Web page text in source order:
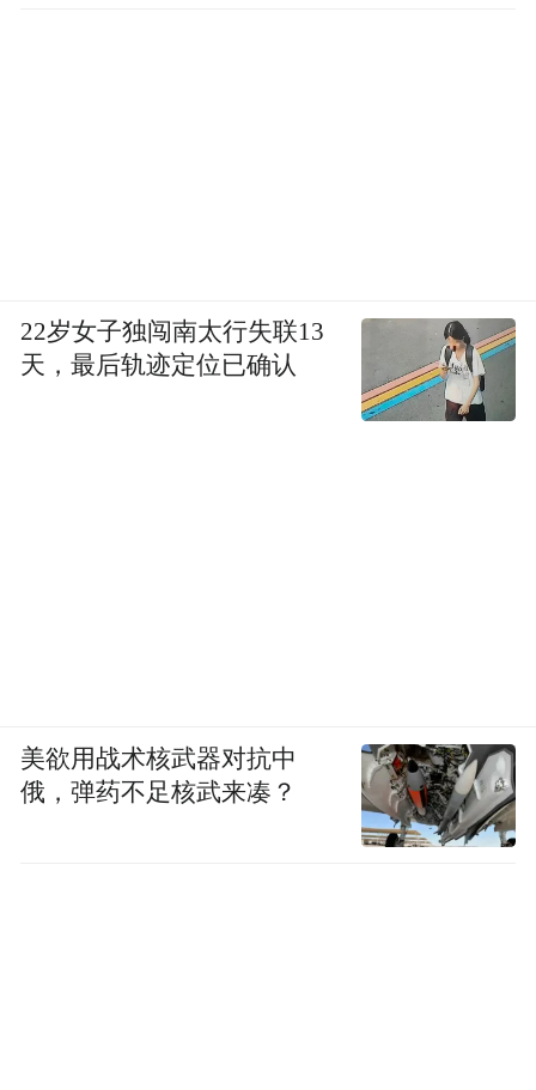
22岁女子独闯南太行失联13
天，最后轨迹定位已确认
美欲用战术核武器对抗中
俄，弹药不足核武来凑？